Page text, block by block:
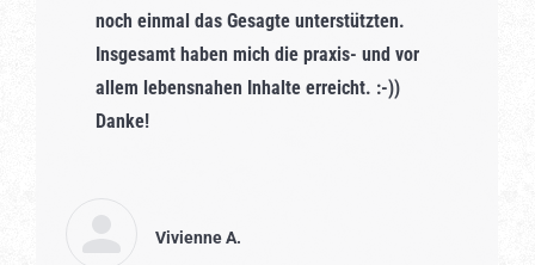
noch einmal das Gesagte unterstützten.
Insgesamt haben mich die praxis- und vor
allem lebensnahen Inhalte erreicht. :-))
Danke!
Vivienne A.